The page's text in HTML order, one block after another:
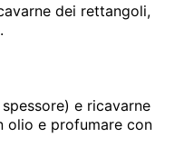
dei rettangoli,
e ricavarne
olio e profumare con